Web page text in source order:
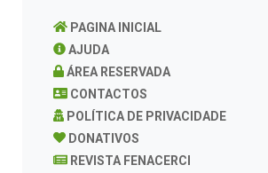
PAGINA INICIAL
AJUDA
ÁREA RESERVADA
CONTACTOS
POLÍTICA DE PRIVACIDADE
DONATIVOS
REVISTA FENACERCI